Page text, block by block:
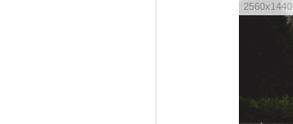
2560x1440